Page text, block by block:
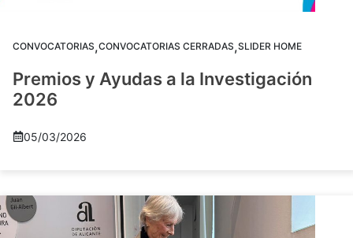
CONVOCATORIAS,CONVOCATORIAS CERRADAS,SLIDER HOME
Premios y Ayudas a la Investigación
2026
05/03/2026